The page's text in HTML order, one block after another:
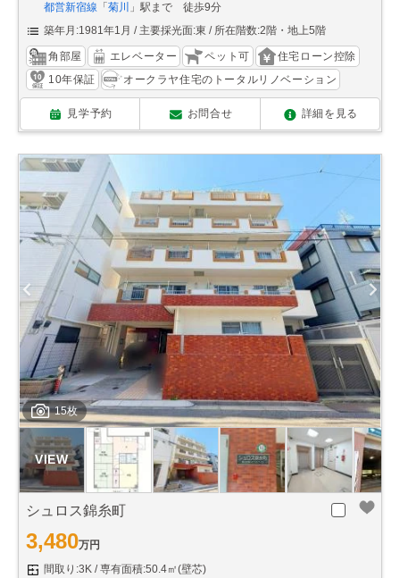
都営新宿線 「 菊川
」駅まで 徒歩9分
築年月:1981年1月
主要採光面:東 所在階数:2階・地上5階
角部屋 エレベーター ペット可
住宅ローン控除
10年保証
オークラヤ住宅のトータルリノベーション
見学予約 お問合せ 詳細を見る
15枚
シュロス錦糸町
3,480万円
間取り:3K
専有面積:50.4㎡(壁芯)